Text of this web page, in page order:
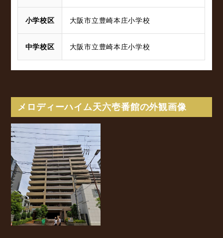
小学校区 大阪市立豊崎本庄小学校
中学校区 大阪市立豊崎本庄小学校
メロディーハイム天六壱番館の外観画像